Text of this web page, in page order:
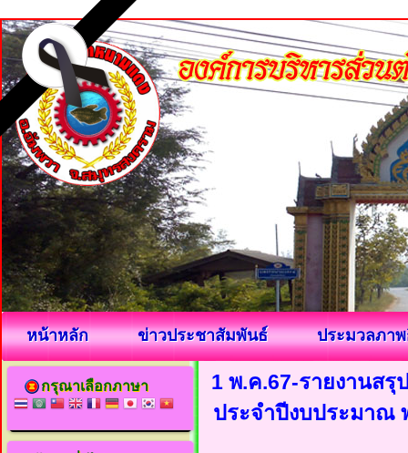
หน้าหลัก ข่าวประชาสัมพันธ์ ประมวลภา
1 พ.ค.67-รายงานส
ประจำปีงบประมาณ
กรุณาเลือกภาษา